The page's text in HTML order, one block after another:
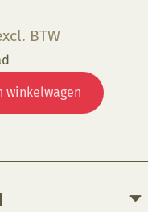
BTW
winkelwagen